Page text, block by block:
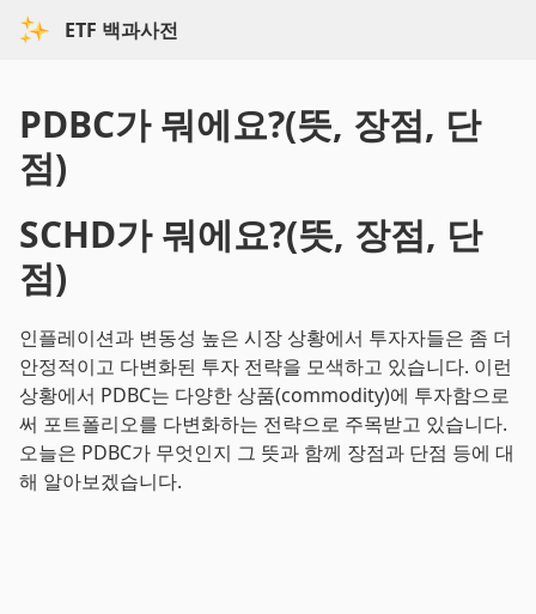
ETF 백과사전
PDBC가 뭐에요?(뜻, 장점, 단
점)
SCHD가 뭐에요?(뜻, 장점, 단
점)
인플레이션과 변동성 높은 시장 상황에서 투자자들은 좀 더
안정적이고 다변화된 투자 전략을 모색하고 있습니다. 이런
상황에서 PDBC는 다양한 상품(commodity)에 투자함으로
써 포트폴리오를 다변화하는 전략으로 주목받고 있습니다.
오늘은 PDBC가 무엇인지 그 뜻과 함께 장점과 단점 등에 대
해 알아보겠습니다.